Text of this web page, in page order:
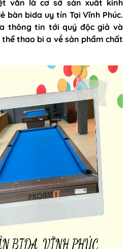
vẫn là cơ sở sản xuất kinh
bàn bida uy tín Tại Vĩnh Phúc.
thông tin tới quý độc giả và
thao bi a về sản phẩm chất